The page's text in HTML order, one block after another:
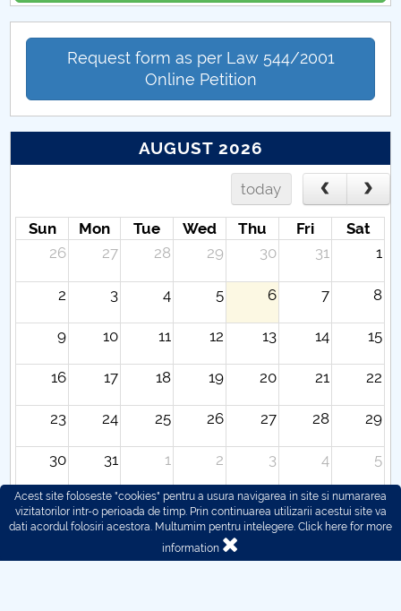
Request form as per Law 544/2001
Online Petition
AUGUST 2026
today
Sun Mon Tue Wed Thu Fri
Sat
26
27 28 29 30 31 1
2 3 4 5 6 7 8
9 10 11 12 13 14 15
16 17 18 19 20 21 22
23 24 25 26 27 28 29
30 31 1 2 3 4 5
Acest site foloseste "cookies" pentru a usura navigarea in site si numararea
vizitatorilor intr-o perioada de timp. Prin continuarea utilizarii acestui site va
dati acordul folosiri acestora. Multumim pentru intelegere. Click here for more
information